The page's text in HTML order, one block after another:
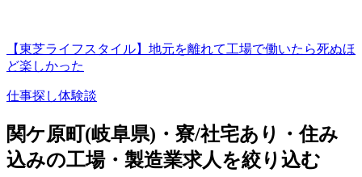
【東芝ライフスタイル】地元を離れて工場で働いたら死ぬほ
ど楽しかった
仕事探し体験談
関ケ原町(岐阜県)・寮/社宅あり・住み
込みの工場・製造業求人を絞り込む